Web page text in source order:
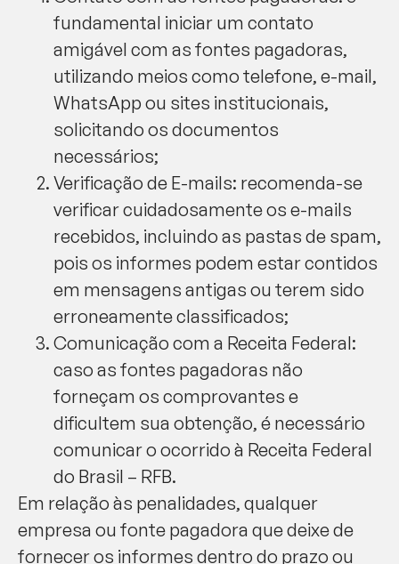
fundamental iniciar um contato
amigável com as fontes pagadoras,
utilizando meios como telefone, e-mail,
WhatsApp ou sites institucionais,
solicitando os documentos
necessários;
Verificação de E-mails: recomenda-se
verificar cuidadosamente os e-mails
recebidos, incluindo as pastas de spam,
pois os informes podem estar contidos
em mensagens antigas ou terem sido
erroneamente classificados;
Comunicação com a Receita Federal:
caso as fontes pagadoras não
forneçam os comprovantes e
dificultem sua obtenção, é necessário
comunicar o ocorrido à Receita Federal
do Brasil – RFB.
Em relação às penalidades, qualquer
empresa ou fonte pagadora que deixe de
fornecer os informes dentro do prazo ou